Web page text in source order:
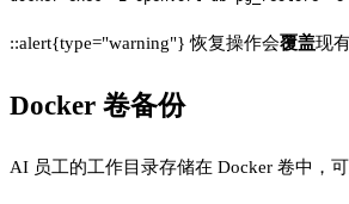
::alert{type="warning"} 恢复操作会覆盖现
Docker 卷备份
AI 员工的工作目录存储在 Docker 卷中，